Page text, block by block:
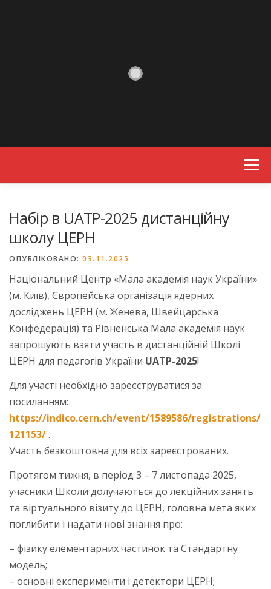
Menu
Набір в UATP-2025 дистанційну
школу ЦЕРН
ОПУБЛІКОВАНО: 03.11.2025
Національний Центр «Мала академія наук України»
(м. Київ), Європейська організація ядерних
досліджень ЦЕРН (м. Женева, Швейцарська
Конфедерація) та Рівненська Мала академія наук
запрошують взяти участь в дистанційній Школі
ЦЕРН для педагогів України UATP-2025!
Для участі необхідно зареєструватися за
посиланням:
https://indico.cern.ch/event/1589586/registrations/
121153/.
Участь безкоштовна для всіх зареєстрованих.
Протягом тижня, в період 3 – 7 листопада 2025,
учасники Школи долучаються до лекційних занять
та віртуального візиту до ЦЕРН, головна мета яких
поглибити і надати нові знання про:
– фізику елементарних частинок та Стандартну
модель;
– основні експерименти і детектори ЦЕРН;